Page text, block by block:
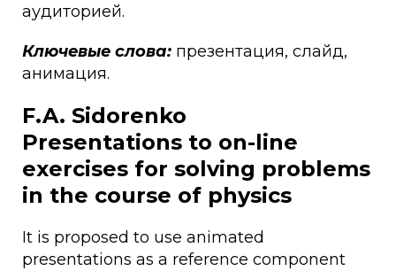
аудиторией.
Ключевые слова: презентация, слайд,
анимация.
F.A. Sidorenko
Presentations to on-line
exercises for solving problems
in the course of physics
It is proposed to use animated
presentations as a reference component